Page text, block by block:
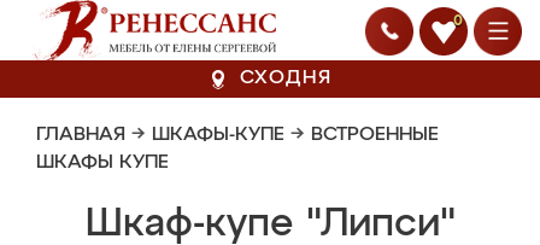
0
СХОДНЯ
ГЛАВНАЯ → ШКАФЫ-КУПЕ → ВСТРОЕННЫЕ
ШКАФЫ КУПЕ
Шкаф-купе "Липси"